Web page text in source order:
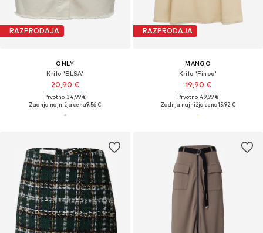
RAZPRODAJA
ONLY
Krilo 'ELSA'
20,90 €
Prvotno: 34,99 €
Zadnja najnižja cena9,56 €
RAZPRODAJA
MANGO
Krilo 'Finoa'
19,90 €
Prvotno: 49,99 €
Zadnja najnižja cena15,92 €